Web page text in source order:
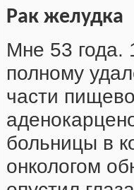
Рак желудка
Мне 53 года.
полному
части
больницы в
онкологом